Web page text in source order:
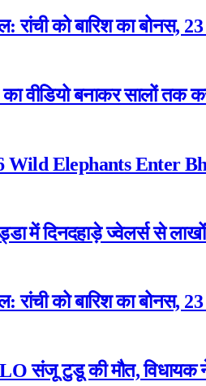
को बारिश का बोनस,
वीडियो बनाकर सालों तक
Wild Elephants Enter
में दिनदहाड़े ज्वेलर्स से
को बारिश का बोनस,
संजू टुडू की मौत, विधायक